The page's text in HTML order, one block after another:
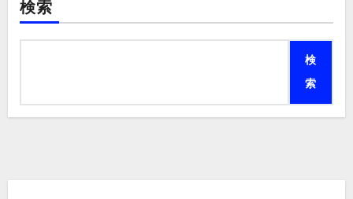
検索
検
索